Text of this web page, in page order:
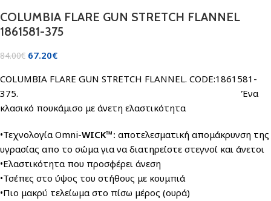
COLUMBIA FLARE GUN STRETCH FLANNEL
1861581-375
84.00€ 67.20€
COLUMBIA FLARE GUN STRETCH FLANNEL. CODE:1861581-
375. Ένα
κλασικό πουκάμισο με άνετη ελαστικότητα
•Τεχνολογία Omni-WICK™: αποτελεσματική απομάκρυνση της
υγρασίας απο το σώμα για να διατηρείστε στεγνοί και άνετοι
•Ελαστικότητα που προσφέρει άνεση
•Τσέπες στο ύψος του στήθους με κουμπιά
•Πιο μακρύ τελείωμα στο πίσω μέρος (ουρά)